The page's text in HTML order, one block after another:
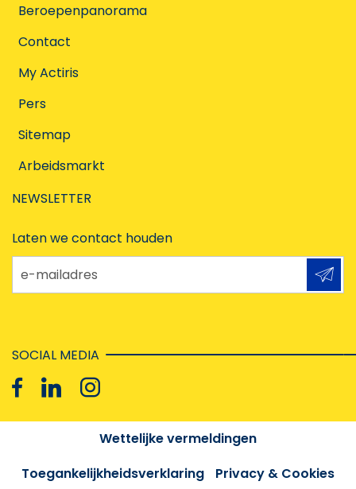
Beroepenpanorama
Contact
My Actiris
Pers
Sitemap
Arbeidsmarkt
NEWSLETTER
Laten we contact houden
e-mailadres
SOCIAL MEDIA
Wettelijke vermeldingen
Toegankelijkheidsverklaring
Privacy & Cookies